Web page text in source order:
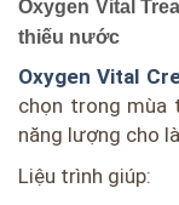
Oxygen Vital
thiếu nước
Oxygen Vital
chọn trong mùa
năng lượng cho
Liệu trình giúp: